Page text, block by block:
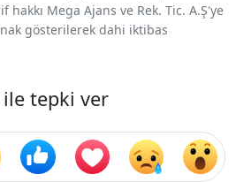
Mega Ajans ve Rek. Tic. A.Ş'ye
gösterilerek dahi iktibas
tepki ver